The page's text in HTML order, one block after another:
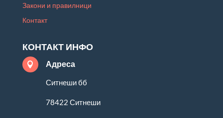
Закони и правилници
Контакт
КОНТАКТ ИНФО
 Адреса
Ситнеши бб
78422 Ситнеши